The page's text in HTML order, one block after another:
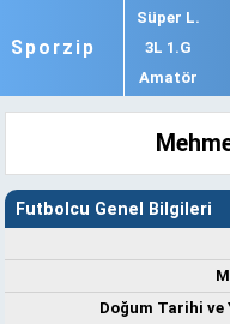
Sporzip
Süper L.
3L 1.G
Amatör
Futbolcu Genel Bilgileri
Doğum Tarihi ve